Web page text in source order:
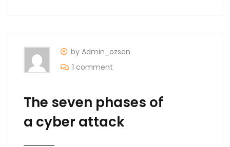
by Admin_ozsan
1 comment
The seven phases of
a cyber attack